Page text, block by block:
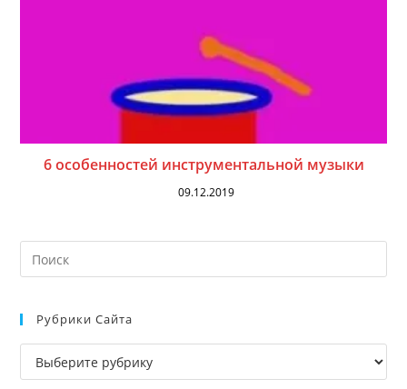
6 особенностей инструментальной музыки
09.12.2019
Рубрики Сайта
Рубрики
сайта